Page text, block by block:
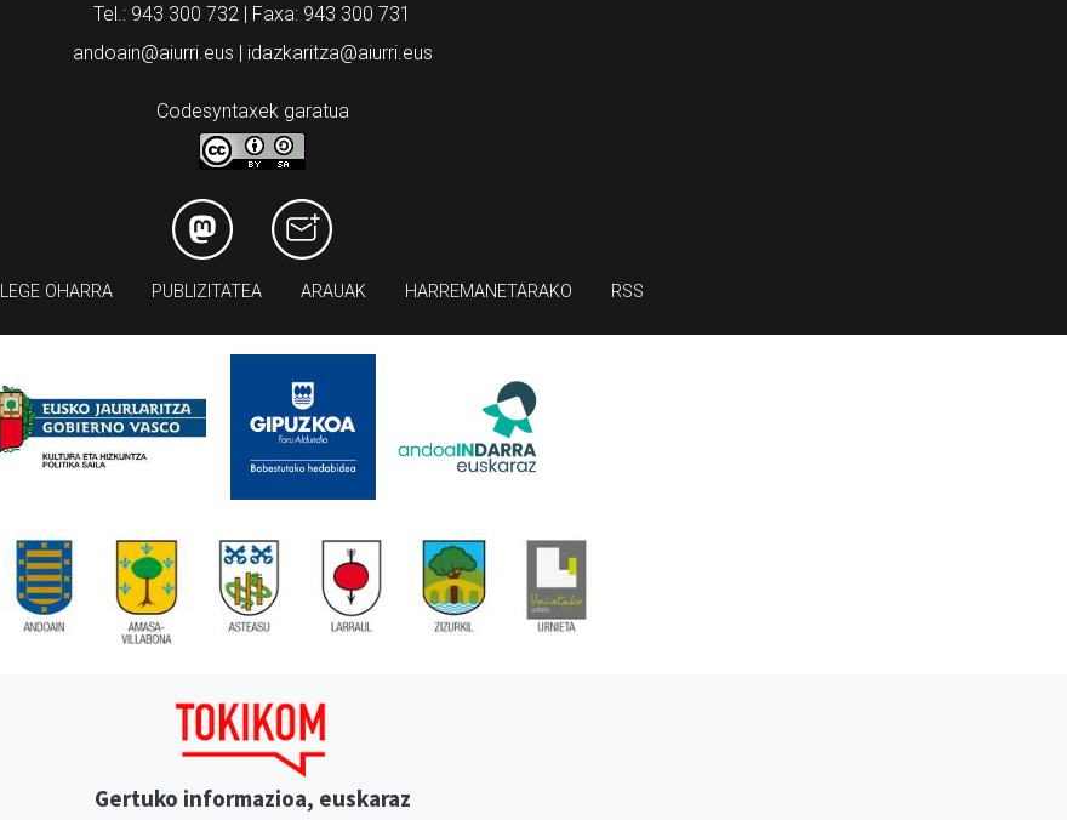
Tel.: 943 300 732 | Faxa: 943 300 731
andoain@aiurri.eus | idazkaritza@aiurri.eus
Codesyntaxek garatua
LEGE OHARRA PUBLIZITATEA ARAUAK HARREMANETARAKO RSS
Gertuko informazioa, euskaraz